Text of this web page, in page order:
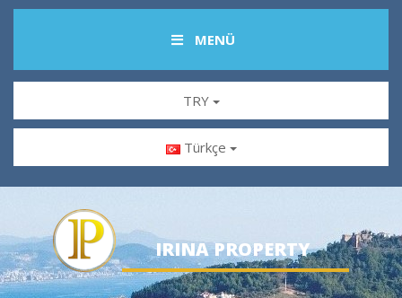
MENÜ
TRY
Türkçe
IRINA PROPERTY